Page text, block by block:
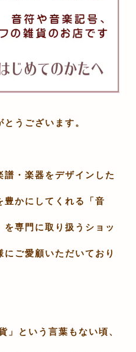
うございます。
譜・楽器をデザインした
豊かにしてくれる「音
を専門に取り扱うショッ
ご愛顧いただいており
」という言葉もない頃、